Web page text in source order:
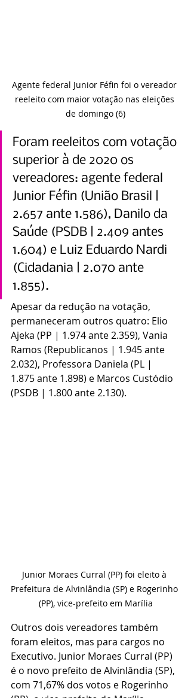
Agente federal Junior Féfin foi o vereador
reeleito com maior votação nas eleições
de domingo (6)
Foram reeleitos com votação
superior à de 2020 os
vereadores: agente federal
Junior Féfin (União Brasil |
2.657 ante 1.586), Danilo da
Saúde (PSDB | 2.409 antes
1.604) e Luiz Eduardo Nardi
(Cidadania | 2.070 ante
1.855).
Apesar da redução na votação,
permaneceram outros quatro: Elio
Ajeka (PP | 1.974 ante 2.359), Vania
Ramos (Republicanos | 1.945 ante
2.032), Professora Daniela (PL |
1.875 ante 1.898) e Marcos Custódio
(PSDB | 1.800 ante 2.130).
Junior Moraes Curral (PP) foi eleito à
Prefeitura de Alvinlândia (SP) e Rogerinho
(PP), vice-prefeito em Marília
Outros dois vereadores também
foram eleitos, mas para cargos no
Executivo. Junior Moraes Curral (PP)
é o novo prefeito de Alvinlândia (SP),
com 71,67% dos votos e Rogerinho